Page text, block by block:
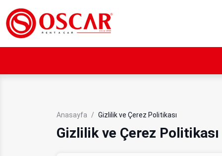
Anasayfa Gizlilik ve Çerez Politikası
Gizlilik ve Çerez Politikası